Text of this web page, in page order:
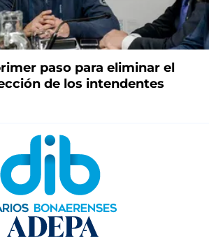
paso para eliminar el
de los intendentes